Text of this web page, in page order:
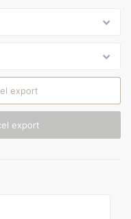
export
export